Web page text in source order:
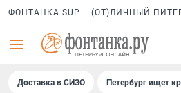
ФОНТАНКА SUP (ОТ)ЛИЧНЫЙ
Доставка в СИЗО Петербург ищет